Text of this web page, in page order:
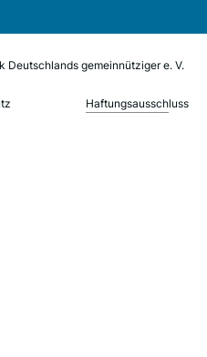
gemeinnütziger e. V.
Haftungsausschluss